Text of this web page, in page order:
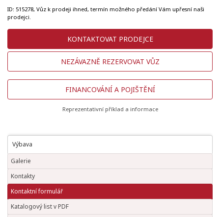
ID: 515278, Vůz k prodeji ihned, termín možného předání Vám upřesní naši
prodejci.
KONTAKTOVAT PRODEJCE
NEZÁVAZNĚ REZERVOVAT VŮZ
FINANCOVÁNÍ A POJIŠTĚNÍ
Reprezentativní příklad a informace
Výbava
Galerie
Kontakty
Kontaktní formulář
Katalogový list v PDF